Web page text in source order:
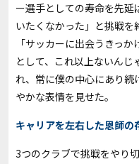
ー選手としての寿命を先
いたくなかった」と挑戦を
「サッカーに出会うきっ
として、これ以上ないん
れ、常に僕の中心にあり
やかな表情を見せた。
キャリアを左右した恩師の
3つのクラブで挑戦をやり